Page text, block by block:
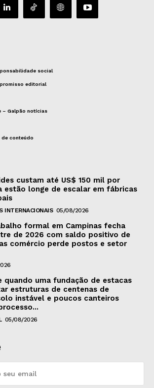
social
editorial
– Galpão notícias
de conteúdo
custam até US$ 150 mil por
estão longe de escalar em fábricas
INTERNACIONAIS 05/08/2026
formal em Campinas fecha
de 2026 com saldo positivo de
comércio perde postos e setor
quando uma fundação de estacas
estruturas de centenas de
instável e poucos canteiros
05/08/2026